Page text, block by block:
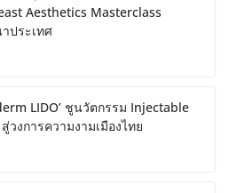
Aesthetics Masterclass
ประเทศ
LIDO’ ชูนวัตกรรม Injectable
วงการความงามเมืองไทย